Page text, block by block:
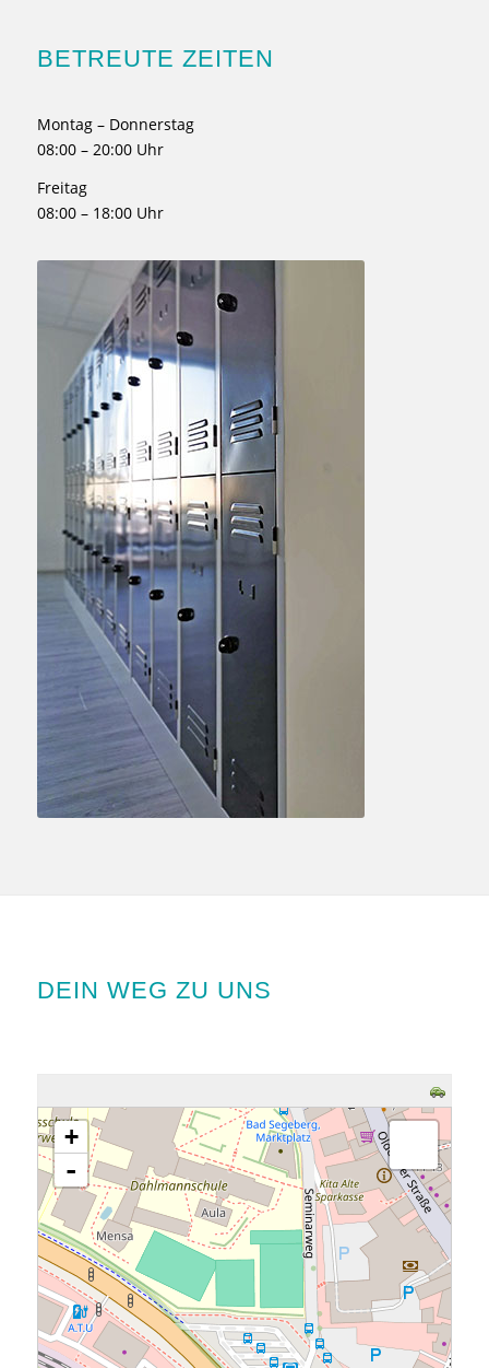
BETREUTE ZEITEN
Montag – Donnerstag
08:00 – 20:00 Uhr
Freitag
08:00 – 18:00 Uhr
DEIN WEG ZU UNS
Karte wird geladen - bitte warten...
+
-